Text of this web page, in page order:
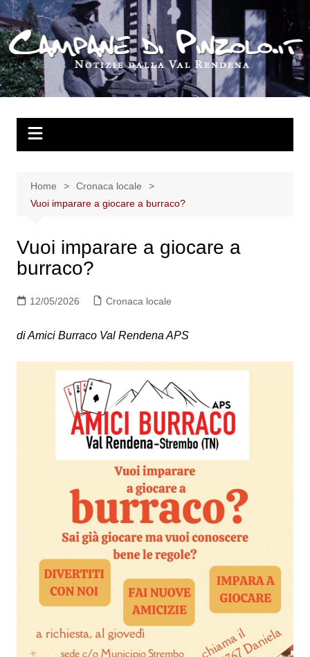
Salta
al
contenuto
Home
Cronaca locale
Vuoi imparare a giocare a burraco?
Vuoi imparare a giocare a
burraco?
12/05/2026 Cronaca locale
di Amici Burraco Val Rendena APS